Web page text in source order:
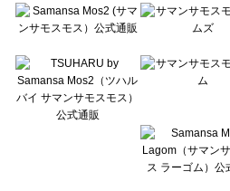
Te chichi（テチチ）の一覧
Te chichi CLASSIC（テチチ クラシック）の一覧
Lugnoncure（ルノンキュール）の一覧
BETTY'S BLUE（べティーズブルー）の一覧
Wpc.（ワールドパーティー）の一覧